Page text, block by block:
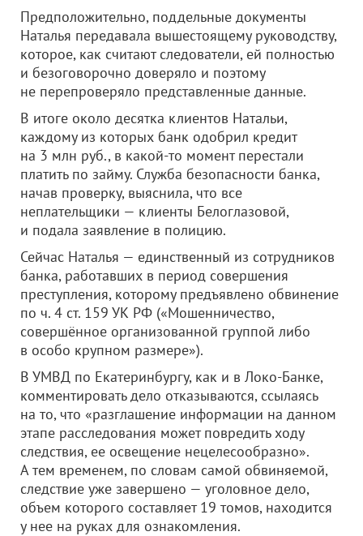
Предположительно, поддельные документы
Наталья передавала вышестоящему руководству,
которое, как считают следователи, ей полностью
и безоговорочно доверяло и поэтому
не перепроверяло представленные данные.
В итоге около десятка клиентов Натальи,
каждому из которых банк одобрил кредит
на 3 млн руб., в какой-то момент перестали
платить по займу. Служба безопасности банка,
начав проверку, выяснила, что все
неплательщики — клиенты Белоглазовой,
и подала заявление в полицию.
Сейчас Наталья — единственный из сотрудников
банка, работавших в период совершения
преступления, которому предъявлено обвинение
по ч. 4 ст. 159 УК РФ («Мошенничество,
совершённое организованной группой либо
в особо крупном размере»).
В УМВД по Екатеринбургу, как и в Локо-Банке,
комментировать дело отказываются, ссылаясь
на то, что «разглашение информации на данном
этапе расследования может повредить ходу
следствия, ее освещение нецелесообразно».
А тем временем, по словам самой обвиняемой,
следствие уже завершено — уголовное дело,
объем которого составляет 19 томов, находится
у нее на руках для ознакомления.